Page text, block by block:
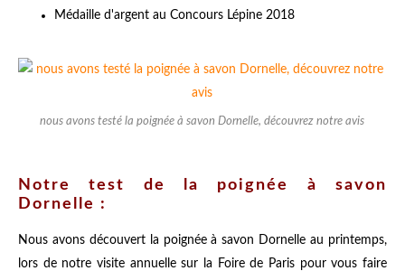
Médaille d'argent au Concours Lépine 2018
nous avons testé la poignée à savon Dornelle, découvrez notre avis
Notre test de la poignée à savon
Dornelle :
Nous avons découvert la poignée à savon Dornelle au printemps,
lors de notre visite annuelle sur la Foire de Paris pour vous faire